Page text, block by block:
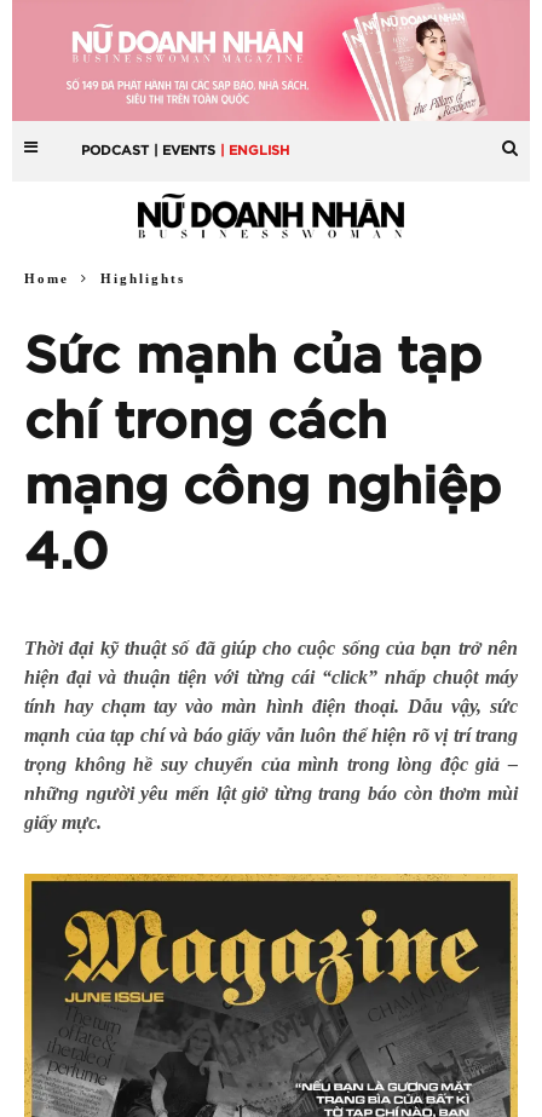
PODCAST | EVENTS | ENGLISH
Home Highlights
Sức mạnh của tạp
chí trong cách
mạng công nghiệp
4.0
Thời đại kỹ thuật số đã giúp cho cuộc sống của bạn trở nên
hiện đại và thuận tiện với từng cái “click” nhấp chuột máy
tính hay chạm tay vào màn hình điện thoại. Dẫu vậy, sức
mạnh của tạp chí và báo giấy vẫn luôn thể hiện rõ vị trí trang
trọng không hề suy chuyển của mình trong lòng độc giả –
những người yêu mến lật giở từng trang báo còn thơm mùi
giấy mực.